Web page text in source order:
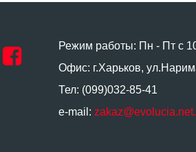
Режим работы: Пн - Пт с
Офис: г.Харьков,
Тел: (099)032-85-41
e-mail: